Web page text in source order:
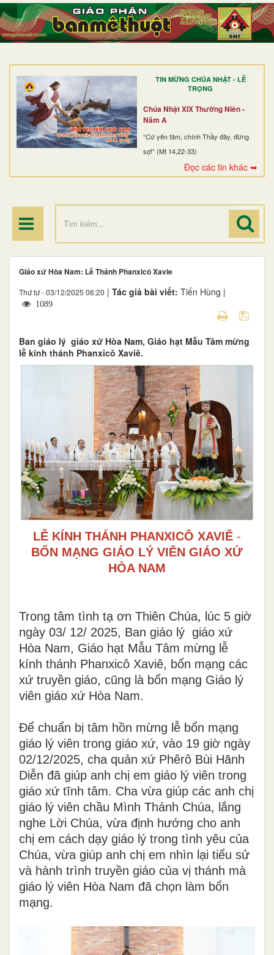
TIN MỪNG CHÚA NHẬT - LỄ
TRỌNG
Chúa Nhật XIX Thường Niên -
Năm A
“Cứ yên tâm, chính Thầy đây, đừng
sợ!” (Mt 14,22-33)
Đọc các tin khác ➥
TRANG NHẤT
GIỚI THIỆU
DÒNG TU
BAN MỤC VỤ
ĐOÀN THỂ CG
ĐIỂM HÀNH HƯƠNG
Giáo xứ Hòa Nam: Lễ Thánh Phanxicô Xavie
Thứ tư - 03/12/2025 06:20 | Tác giả bài viết: Tiến Hùng |
1089
Ban giáo lý giáo xứ Hòa Nam, Giáo hạt Mẫu Tâm mừng
lễ kính thánh Phanxicô Xaviê.
LỄ KÍNH THÁNH PHANXICÔ XAVIÊ -
BỔN MẠNG GIÁO LÝ VIÊN GIÁO XỨ
HÒA NAM
Trong tâm tình tạ ơn Thiên Chúa, lúc 5 giờ
ngày 03/ 12/ 2025, Ban giáo lý giáo xứ
Hòa Nam, Giáo hạt Mẫu Tâm mừng lễ
kính thánh Phanxicô Xaviê, bổn mạng các
xứ truyền giáo, cũng là bổn mạng Giáo lý
viên giáo xứ Hòa Nam.
Để chuẩn bị tâm hồn mừng lễ bổn mạng
giáo lý viên trong giáo xứ, vào 19 giờ ngày
02/12/2025, cha quản xứ Phêrô Bùi Hãnh
Diễn đã giúp anh chị em giáo lý viên trong
giáo xứ tĩnh tâm. Cha vừa giúp các anh chị
giáo lý viên chầu Mình Thánh Chúa, lắng
nghe Lời Chúa, vừa định hướng cho anh
chị em cách dạy giáo lý trong tình yêu của
Chúa, vừa giúp anh chị em nhìn lại tiểu sử
và hành trình truyền giáo của vị thánh mà
giáo lý viên Hòa Nam đã chọn làm bổn
mạng.